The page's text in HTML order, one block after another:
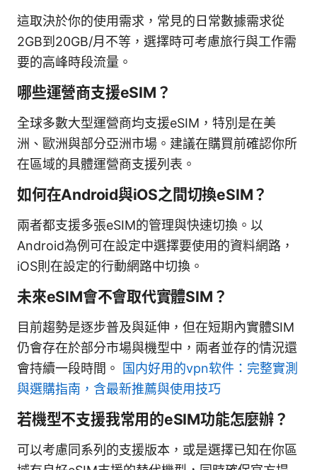
這取決於你的使用需求，常見的日常數據需求從
2GB到20GB/月不等，選擇時可考慮旅行與工作需
要的高峰時段流量。
哪些運營商支援eSIM？
全球多數大型運營商均支援eSIM，特別是在美
洲、歐洲與部分亞洲市場。建議在購買前確認你所
在區域的具體運營商支援列表。
如何在Android與iOS之間切換eSIM？
兩者都支援多張eSIM的管理與快速切換。以
Android為例可在設定中選擇要使用的資料網路，
iOS則在設定的行動網路中切換。
未來eSIM會不會取代實體SIM？
目前趨勢是逐步普及與延伸，但在短期內實體SIM
仍會存在於部分市場與機型中，兩者並存的情況還
會持續一段時間。
国内好用的vpn软件：完整實測
與選購指南，含最新推薦與使用技巧
若機型不支援我常用的eSIM功能怎麼辦？
可以考慮同系列的支援版本，或是選擇已知在你區